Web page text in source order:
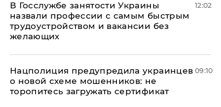
В Госслужбе занятости Украины
назвали профессии с самым быстрым
трудоустройством и вакансии без
желающих
12:02
Нацполиция предупредила украинцев
о новой схеме мошенников: не
торопитесь загружать сертификат
09:10